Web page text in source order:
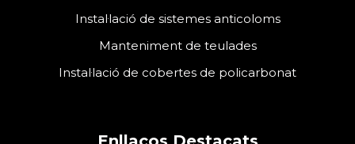
Instal·lació de sistemes anticoloms
Manteniment de teulades
Instal·lació de cobertes de policarbonat